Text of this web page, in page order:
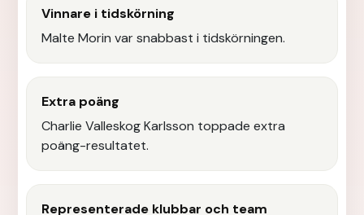
Vinnare i tidskörning
Malte Morin var snabbast i tidskörningen.
Extra poäng
Charlie Valleskog Karlsson toppade extra
poäng-resultatet.
Representerade klubbar och team